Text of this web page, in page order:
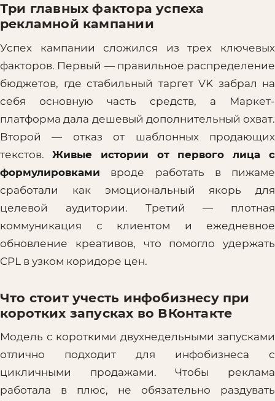
Три главных фактора успеха
рекламной кампании
Успех кампании сложился из трех ключевых
факторов. Первый — правильное распределение
бюджетов, где стабильный таргет VK забрал на
себя основную часть средств, а Маркет-
платформа дала дешевый дополнительный охват.
Второй — отказ от шаблонных продающих
текстов. Живые истории от первого лица с
формулировками вроде работать в пижаме
сработали как эмоциональный якорь для
целевой аудитории. Третий — плотная
коммуникация с клиентом и ежедневное
обновление креативов, что помогло удержать
CPL в узком коридоре цен.
Что стоит учесть инфобизнесу при
коротких запусках во ВКонтакте
Модель с короткими двухнедельными запусками
отлично подходит для инфобизнеса с
цикличными продажами. Чтобы реклама
работала в плюс, не обязательно раздувать